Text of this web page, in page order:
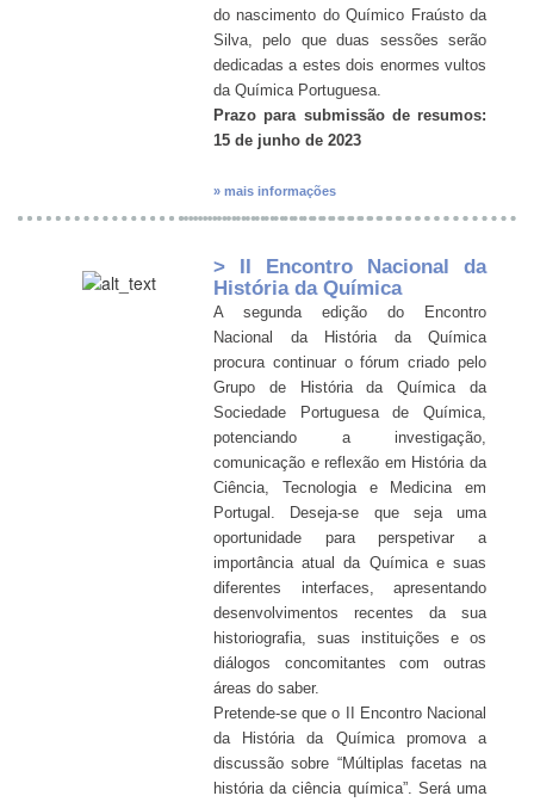
do nascimento do Químico Fraústo da
Silva, pelo que duas sessões serão
dedicadas a estes dois enormes vultos
da Química Portuguesa.
Prazo para submissão de resumos:
15 de junho de 2023
» mais informações
> II Encontro Nacional da
História da Química
A segunda edição do Encontro
Nacional da História da Química
procura continuar o fórum criado pelo
Grupo de História da Química da
Sociedade Portuguesa de Química,
potenciando a investigação,
comunicação e reflexão em História da
Ciência, Tecnologia e Medicina em
Portugal. Deseja-se que seja uma
oportunidade para perspetivar a
importância atual da Química e suas
diferentes interfaces, apresentando
desenvolvimentos recentes da sua
historiografia, suas instituições e os
diálogos concomitantes com outras
áreas do saber.
Pretende-se que o II Encontro Nacional
da História da Química promova a
discussão sobre “Múltiplas facetas na
história da ciência química”. Será uma